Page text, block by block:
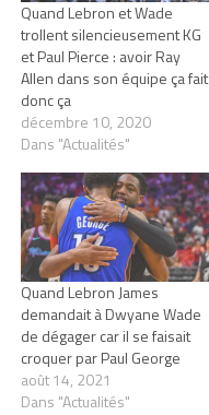
Quand Lebron et Wade
trollent silencieusement KG
et Paul Pierce : avoir Ray
Allen dans son équipe ça fait
donc ça
décembre 10, 2020
Dans "Actualités"
Quand Lebron James
demandait à Dwyane Wade
de dégager car il se faisait
croquer par Paul George
août 14, 2021
Dans "Actualités"